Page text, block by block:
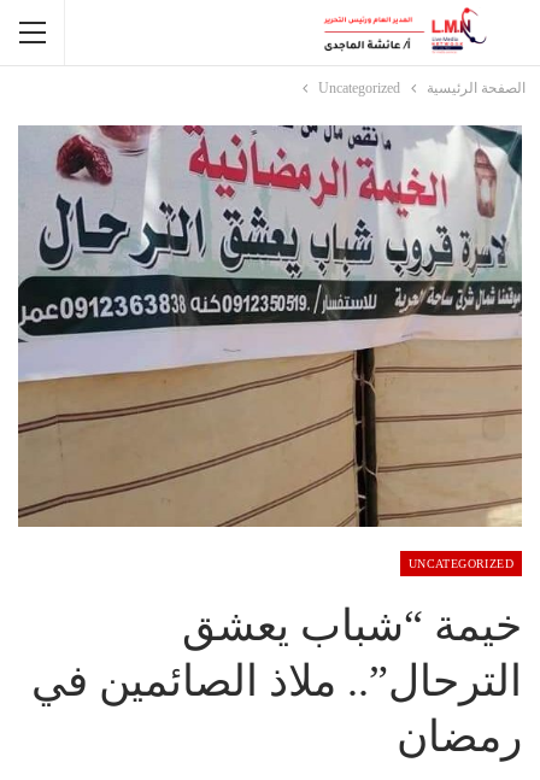
الصفحة الرئيسية Uncategorized
UNCATEGORIZED
خيمة “شباب يعشق
الترحال”.. ملاذ الصائمين في
رمضان